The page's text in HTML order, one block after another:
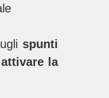
spunti
attivare la